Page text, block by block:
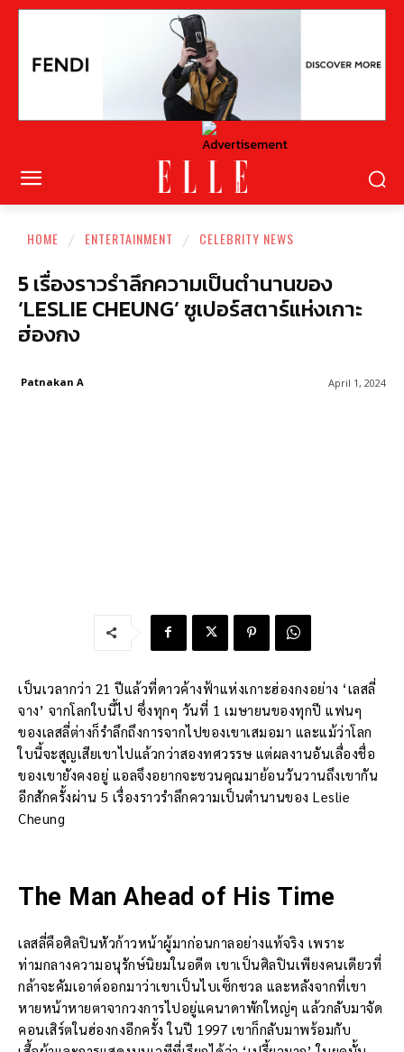
HOME ENTERTAINMENT CELEBRITY NEWS
5 เรื่องราวรำลึกความเป็นตำนานของ
‘LESLIE CHEUNG’ ซูเปอร์สตาร์แห่งเกาะ
ฮ่องกง
April 1, 2024
Patnakan A
เป็นเวลากว่า 21 ปีแล้วที่ดาวค้างฟ้าแห่งเกาะฮ่องกงอย่าง ‘เลสลี่
จาง’ จากโลกใบนี้ไป ซึ่งทุกๆ วันที่ 1 เมษายนของทุกปี แฟนๆ
ของเลสลี่ต่างก็รำลึกถึงการจากไปของเขาเสมอมา และแม้ว่าโลก
ใบนี้จะสูญเสียเขาไปแล้วกว่าสองทศวรรษ แต่ผลงานอันเลื่องชื่อ
ของเขายังคงอยู่ แอลจึงอยากจะชวนคุณมาย้อนวันวานถึงเขากัน
อีกสักครั้งผ่าน 5 เรื่องราวรำลึกความเป็นตำนานของ Leslie
Cheung
The Man Ahead of His Time
เลสลี่คือศิลปินหัวก้าวหน้าผู้มาก่อนกาลอย่างแท้จริง เพราะ
ท่ามกลางความอนุรักษ์นิยมในอดีต เขาเป็นศิลปินเพียงคนเดียวที่
กล้าจะคัมเอาต์ออกมาว่าเขาเป็นไบเซ็กชวล และหลังจากที่เขา
หายหน้าหายตาจากวงการไปอยู่แคนาดาพักใหญ่ๆ แล้วกลับมาจัด
คอนเสิร์ตในฮ่องกงอีกครั้ง ในปี 1997 เขาก็กลับมาพร้อมกับ